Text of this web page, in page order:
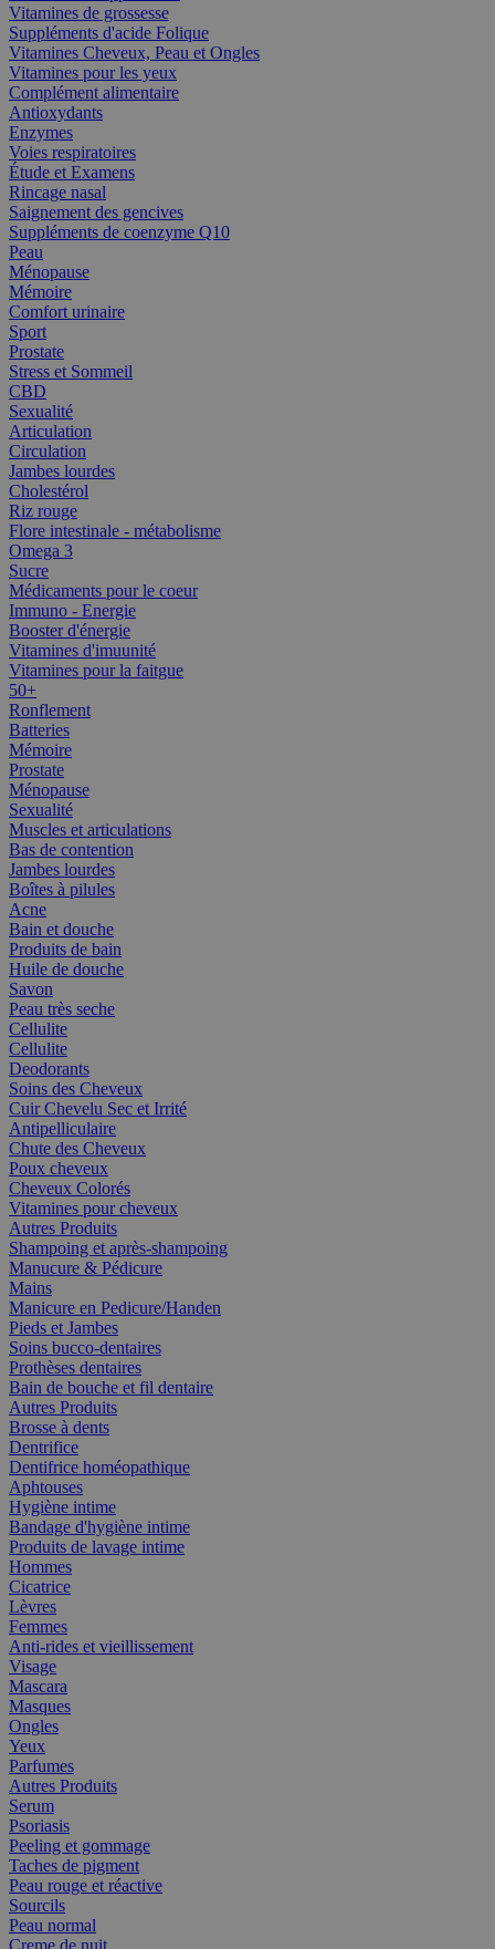
Vitamines de grossesse
Suppléments d'acide Folique
Vitamines Cheveux, Peau et Ongles
Vitamines pour les yeux
Complément alimentaire
Antioxydants
Enzymes
Voies respiratoires
Étude et Examens
Rincage nasal
Saignement des gencives
Suppléments de coenzyme Q10
Peau
Ménopause
Mémoire
Comfort urinaire
Sport
Prostate
Stress et Sommeil
CBD
Sexualité
Articulation
Circulation
Jambes lourdes
Cholestérol
Riz rouge
Flore intestinale - métabolisme
Omega 3
Sucre
Médicaments pour le coeur
Immuno - Energie
Booster d'énergie
Vitamines d'imuunité
Vitamines pour la faitgue
50+
Ronflement
Batteries
Mémoire
Prostate
Ménopause
Sexualité
Muscles et articulations
Bas de contention
Jambes lourdes
Boîtes à pilules
Acne
Bain et douche
Produits de bain
Huile de douche
Savon
Peau très seche
Cellulite
Cellulite
Deodorants
Soins des Cheveux
Cuir Chevelu Sec et Irrité
Antipelliculaire
Chute des Cheveux
Poux cheveux
Cheveux Colorés
Vitamines pour cheveux
Autres Produits
Shampoing et après-shampoing
Manucure & Pédicure
Mains
Manicure en Pedicure/Handen
Pieds et Jambes
Soins bucco-dentaires
Prothèses dentaires
Bain de bouche et fil dentaire
Autres Produits
Brosse à dents
Dentrifice
Dentifrice homéopathique
Aphtouses
Hygiène intime
Bandage d'hygiène intime
Produits de lavage intime
Hommes
Cicatrice
Lèvres
Femmes
Anti-rides et vieillissement
Visage
Mascara
Masques
Ongles
Yeux
Parfumes
Autres Produits
Serum
Psoriasis
Peeling et gommage
Taches de pigment
Peau rouge et réactive
Sourcils
Peau normal
Creme de nuit